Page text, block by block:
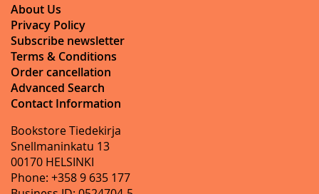
About Us
Privacy Policy
Subscribe newsletter
Terms & Conditions
Order cancellation
Advanced Search
Contact Information
Bookstore Tiedekirja
Snellmaninkatu 13
00170 HELSINKI
Phone: +358 9 635 177